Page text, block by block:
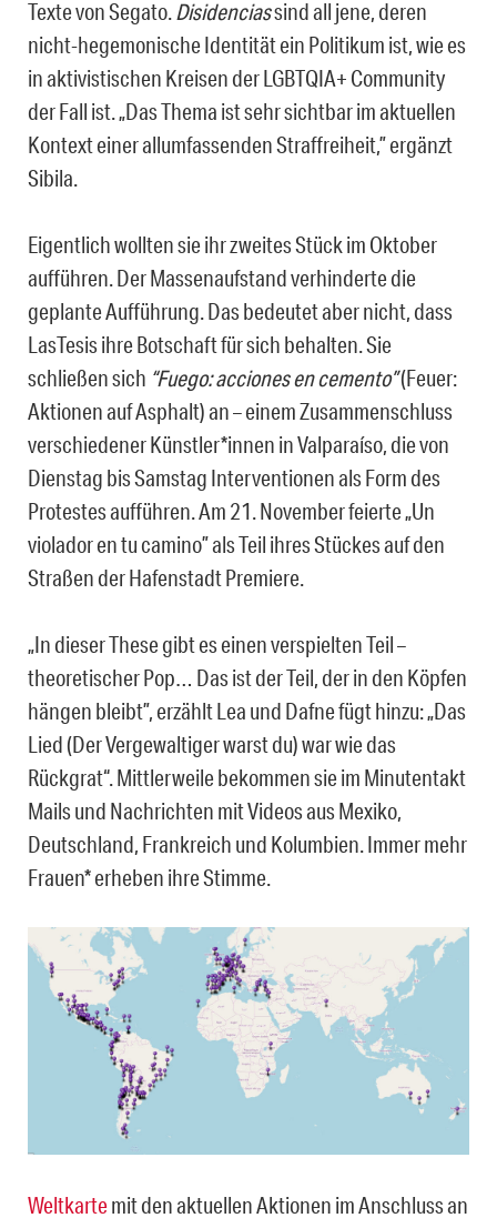
Texte von Segato.Disidenciassind all jene, deren
nicht-hegemonische Identität ein Politikum ist, wie es
in aktivistischen Kreisen der LGBTQIA+ Community
der Fall ist. „Das Thema ist sehr sichtbar im aktuellen
Kontext einer allumfassenden Straffreiheit,” ergänzt
Sibila.
Eigentlich wollten sie ihr zweites Stück im Oktober
aufführen. Der Massenaufstand verhinderte die
geplante Aufführung. Das bedeutet aber nicht, dass
LasTesis ihre Botschaft für sich behalten. Sie
schließen sich “Fuego: acciones en cemento”(Feuer:
Aktionen auf Asphalt) an – einem Zusammenschluss
verschiedener Künstler*innen in Valparaíso, die von
Dienstag bis Samstag Interventionen als Form des
Protestes aufführen. Am 21. November feierte „Un
violador en tu camino” als Teil ihres Stückes auf den
Straßen der Hafenstadt Premiere.
„In dieser These gibt es einen verspielten Teil –
theoretischer Pop… Das ist der Teil, der in den Köpfen
hängen bleibt”, erzählt Lea und Dafne fügt hinzu: „Das
Lied (Der Vergewaltiger warst du) war wie das
Rückgrat“. Mittlerweile bekommen sie im Minutentakt
Mails und Nachrichten mit Videos aus Mexiko,
Deutschland, Frankreich und Kolumbien. Immer mehr
Frauen* erheben ihre Stimme.
Weltkartemit den aktuellen Aktionen im Anschluss an